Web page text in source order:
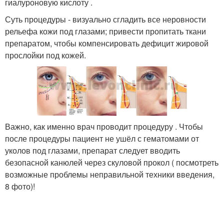
гиалуроновую кислоту .
Суть процедуры - визуально сгладить все неровности
рельефа кожи под глазами; привести пропитать ткани
препаратом, чтобы компенсировать дефицит жировой
прослойки под кожей.
Важно, как именно врач проводит процедуру . Чтобы
после процедуры пациент не ушёл с гематомами от
уколов под глазами, препарат следует вводить
безопасной канюлей через скуловой прокол ( посмотреть
возможные проблемы неправильной техники введения,
8 фото)!